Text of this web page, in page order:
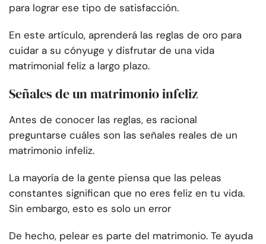
para lograr ese tipo de satisfacción.
En este artículo, aprenderá las reglas de oro para
cuidar a su cónyuge y disfrutar de una vida
matrimonial feliz a largo plazo.
Señales de un matrimonio infeliz
Antes de conocer las reglas, es racional
preguntarse cuáles son las señales reales de un
matrimonio infeliz.
La mayoría de la gente piensa que las peleas
constantes significan que no eres feliz en tu vida.
Sin embargo, esto es solo un error
De hecho, pelear es parte del matrimonio. Te ayuda